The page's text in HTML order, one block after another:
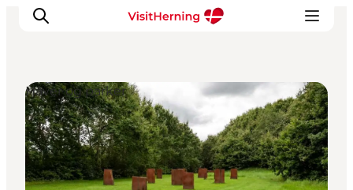
Det sker
Spis, drik og shop
Kunstlandet
Haver og parker